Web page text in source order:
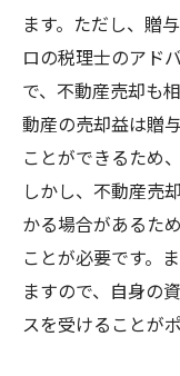
ます。ただし、贈
ロの税理士のアド
で、不動産売却も
動産の売却益は贈
ことができるため
しかし、不動産売
かる場合があるた
ことが必要です。
ますので、自身の
スを受けることが